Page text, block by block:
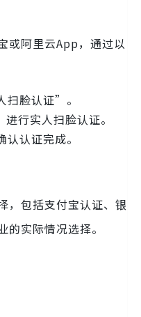
或阿里云App，通过以
扫脸认证”。
行实人扫脸认证。
认证完成。
，包括支付宝认证、银
实际情况选择。